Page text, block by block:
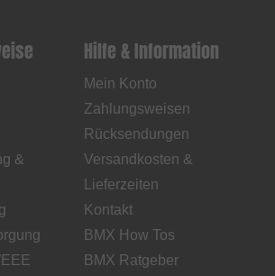
&
Hilfe & Information
Mein Konto
Zahlungsweisen
Rücksendungen
Versandkosten &
Lieferzeiten
Kontakt
BMX How Tos
BMX Ratgeber